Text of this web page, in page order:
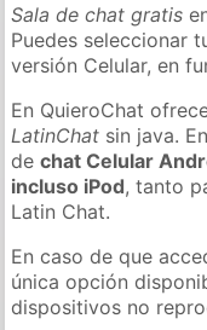
Sala de chat gratis
Puedes seleccionar
versión Celular, en
En QuieroChat
LatinChat sin java.
dechat Celular
incluso iPod, tanto
Latin Chat.
En caso de que
única opción
dispositivos no